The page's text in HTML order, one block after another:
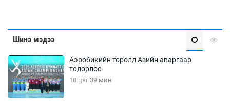
Шинэ мэдээ
Аэробикийн төрөлд Азийн аваргаар
тодорлоо
10 цаг 39 мин